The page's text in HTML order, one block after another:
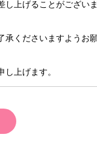
し上げることがござい
承くださいますようお
上げます。